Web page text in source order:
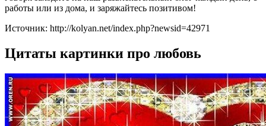
работы или из дома, и заряжайтесь позитивом!
Источник: http://kolyan.net/index.php?newsid=42971
Цитаты картинки про любовь